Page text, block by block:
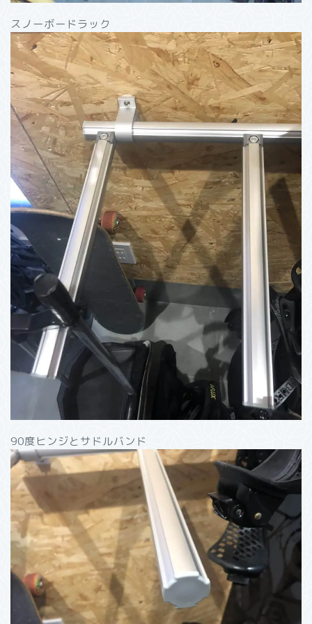
スノーボードラック
90度ヒンジとサドルバンド